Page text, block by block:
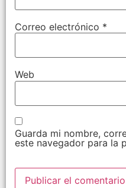
Correo electrónico *
Web
Guarda mi nombre,
este navegador para la